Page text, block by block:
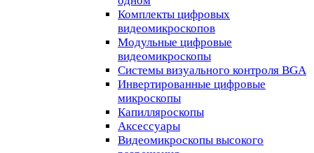
Комплекты цифровых
видеомикроскопов
Модульные цифровые
видеомикроскопы
Cистемы визуального контроля BGA
Инвертированные цифровые
микроскопы
Капилляроскопы
Аксессуары
Видеомикроскопы высокого